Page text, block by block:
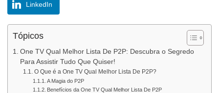
LinkedIn
Tópicos
One TV Qual Melhor Lista De P2P: Descubra o Segredo
Para Assistir Tudo Que Quiser!
O Que é a One TV Qual Melhor Lista De P2P?
A Magia do P2P
Benefícios da One TV Qual Melhor Lista De P2P